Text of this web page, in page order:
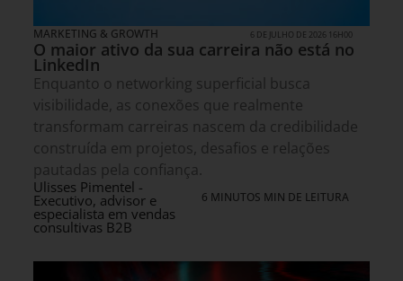
MARKETING & GROWTH 6 DE JULHO DE 2026 16H00
O maior ativo da sua carreira não está no
LinkedIn
Enquanto o networking superficial busca
visibilidade, as conexões que realmente
transformam carreiras nascem da credibilidade
construída em projetos, desafios e relações
pautadas pela confiança.
Ulisses Pimentel -
Executivo, advisor e
especialista em vendas
consultivas B2B
6 MINUTOS MIN DE LEITURA